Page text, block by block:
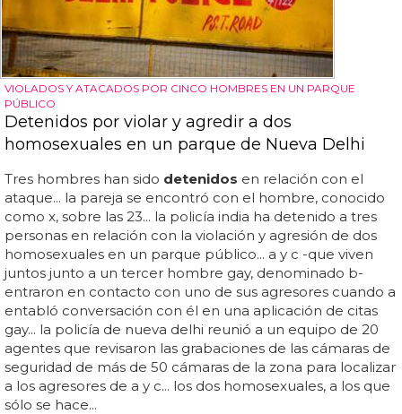
VIOLADOS Y ATACADOS POR CINCO HOMBRES EN UN PARQUE
PÚBLICO
Detenidos por violar y agredir a dos
homosexuales en un parque de Nueva Delhi
Tres hombres han sido detenidos en relación con el
ataque... la pareja se encontró con el hombre, conocido
como x, sobre las 23... la policía india ha detenido a tres
personas en relación con la violación y agresión de dos
homosexuales en un parque público... a y c -que viven
juntos junto a un tercer hombre gay, denominado b-
entraron en contacto con uno de sus agresores cuando a
entabló conversación con él en una aplicación de citas
gay... la policía de nueva delhi reunió a un equipo de 20
agentes que revisaron las grabaciones de las cámaras de
seguridad de más de 50 cámaras de la zona para localizar
a los agresores de a y c... los dos homosexuales, a los que
sólo se hace...